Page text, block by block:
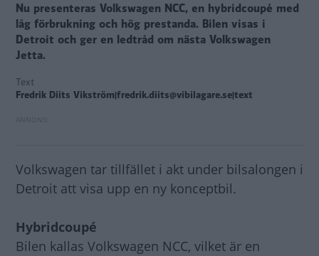
Nu presenteras Volkswagen NCC, en hybridcoupé med
låg förbrukning och hög prestanda. Bilen visas i
Detroit och ger en ledtråd om nästa Volkswagen
Jetta.
Text
Fredrik Diits Vikström|fredrik.diits@vibilagare.se|text
Volkswagen tar tillfället i akt under bilsalongen i
Detroit att visa upp en ny konceptbil.
Hybridcoupé
Bilen kallas Volkswagen NCC, vilket är en